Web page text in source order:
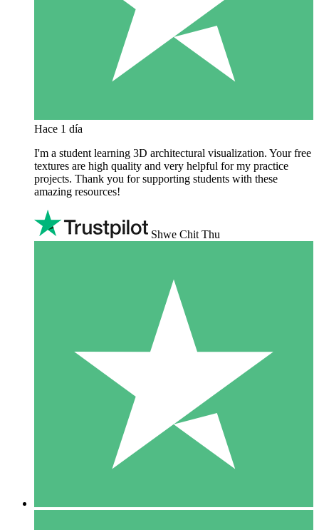
Hace 1 día
I'm a student learning 3D architectural visualization. Your free
textures are high quality and very helpful for my practice
projects. Thank you for supporting students with these
amazing resources!
Shwe Chit Thu